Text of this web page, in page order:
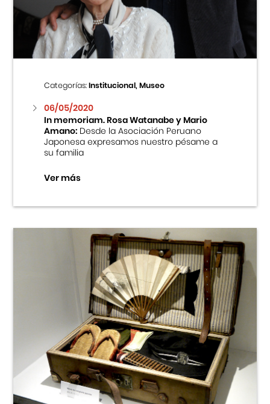
Centro Cultural Peruano Japonés
Cursos
Museo de la Inmigración Japonesa
Fondo Editorial
Teatro Peruano Japonés
Categorías:Institucional, Museo
06/05/2020
In memoriam. Rosa Watanabe y Mario
Amano:Desde la Asociación Peruano
Japonesa expresamos nuestro pésame a
su familia
Ver más